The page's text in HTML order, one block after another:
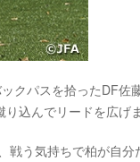
クパスを拾ったDF佐
込んでリードを広げ
戦う気持ちで柏が自分